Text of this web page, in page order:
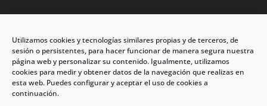
Utilizamos cookies y tecnologías similares propias y de terceros, de
sesión o persistentes, para hacer funcionar de manera segura nuestra
página web y personalizar su contenido. Igualmente, utilizamos
cookies para medir y obtener datos de la navegación que realizas en
esta web. Puedes configurar y aceptar el uso de cookies a
continuación.
Dirección: C/Eleuterio Quintanilla nº67 – Esq. Río de
Oro
CP: 33209, Gijón – Asturias
Teléfono: 985146502 – 647 72 54 95